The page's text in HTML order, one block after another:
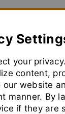
Planta Piloto
your
content,
website
manner. By
if they are